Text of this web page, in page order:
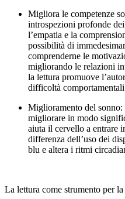
Migliora le competenze
introspezioni profonde
l’empatia e la
possibilità di
comprenderne le
migliorando le relazioni
la lettura promuove
difficoltà
Miglioramento del
migliorare in modo
aiuta il cervello a entrare
differenza dell’uso dei
blu e altera i ritmi
La lettura come strumento per